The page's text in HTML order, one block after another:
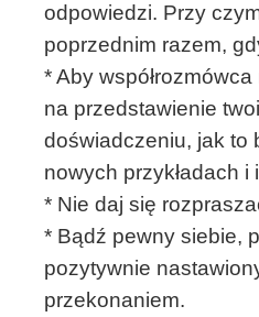
odpowiedzi. Przy
poprzednim razem,
* Aby
na przedstawienie
doświadczeniu, jak to
nowych przykładach
* Nie daj się
* Bądź pewny siebie,
pozytywnie
przekonaniem.